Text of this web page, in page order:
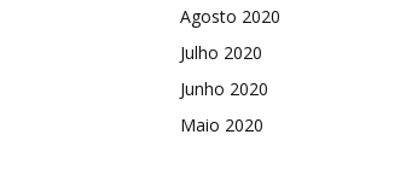
Agosto 2020
Julho 2020
Junho 2020
Maio 2020